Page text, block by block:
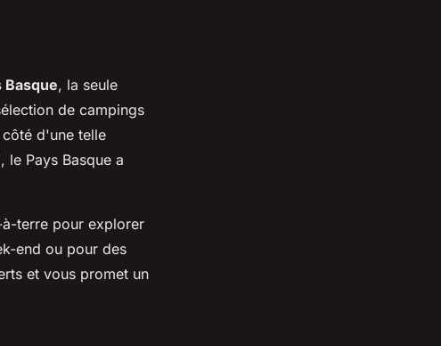
Basque, la seule
de campings
d'une telle
Pays Basque a
terre pour explorer
end ou pour des
et vous promet un